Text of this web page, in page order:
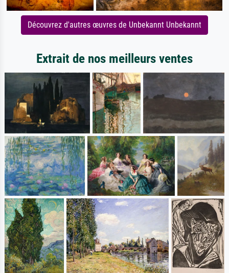
Découvrez d'autres œuvres de Unbekannt Unbekannt
Extrait de nos meilleurs ventes